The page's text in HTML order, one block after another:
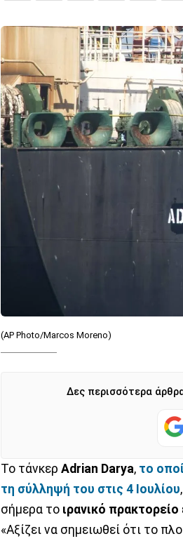
(AP Photo/Marcos Moreno)
Δες περισσότερα
Το τάνκερ Adrian Darya, το
τη σύλληψή του στις 4 Ιουλίου
σήμερα το ιρανικό πρακτορείο
«Αξίζει να σημειωθεί ότι το